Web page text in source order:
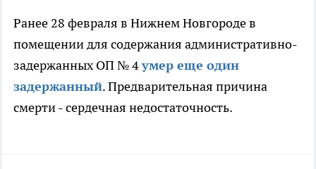
Ранее 28 февраля в Нижнем Новгороде в
помещении для содержания административно-
задержанных ОП № 4умер еще один
задержанный. Предварительная причина
смерти - сердечная недостаточность.